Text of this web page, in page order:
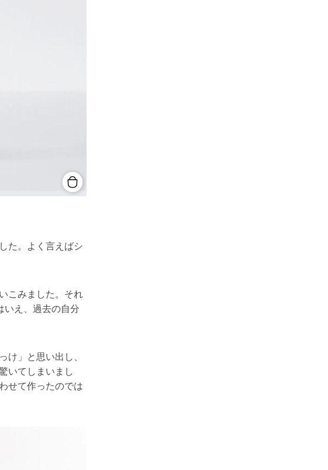
た。よく言えばシ
こみました。それ
え、過去の自分
け」と思い出し、
いてしまいまし
せて作ったのでは